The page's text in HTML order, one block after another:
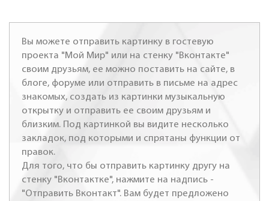
Вы можете отправить картинку в гостевую
проекта "Мой Мир" или на стенку "Вконтакте"
своим друзьям, ее можно поставить на сайте, в
блоге, форуме или отправить в письме на адрес
знакомых, создать из картинки музыкальную
открытку и отправить ее своим друзьям и
близким. Под картинкой вы видите несколько
закладок, под которыми и спрятаны функции от
правок.
Для того, что бы отправить картинку другу на
стенку "Вконтактке", нажмите на надпись -
"Отправить Вконтакт". Вам будет предложено